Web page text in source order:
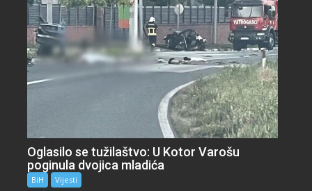
Oglasilo se tužilaštvo: U Kotor Varošu
poginula dvojica mladića
BiH Vijesti